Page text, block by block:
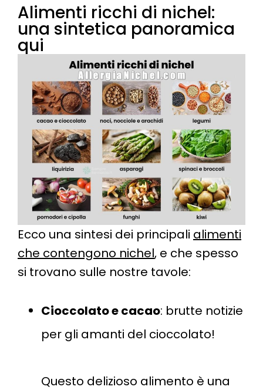
Alimenti ricchi di nichel:
una sintetica panoramica
qui
Ecco una sintesi dei principali alimenti
che contengono nichel, e che spesso
si trovano sulle nostre tavole:
Cioccolato e cacao: brutte notizie
per gli amanti del cioccolato!
Questo delizioso alimento è una